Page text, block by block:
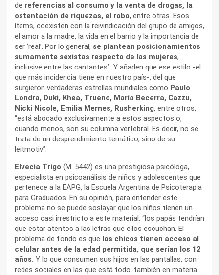
de referencias al consumo y la venta de drogas, la
ostentación de riquezas, el robo, entre otras. Esos
ítems, coexisten con la reivindicación del grupo de amigos,
el amor a la madre, la vida en el barrio y la importancia de
ser ‘real’. Por lo general, se plantean posicionamientos
sumamente sexistas respecto de las mujeres,
inclusive entre las cantantes”. Y añaden que ese estilo -el
que más incidencia tiene en nuestro país-, del que
surgieron verdaderas estrellas mundiales como Paulo
Londra, Duki, Khea, Trueno, María Becerra, Cazzu,
Nicki Nicole, Emilia Mernes, Rusherking, entre otros,
“está abocado exclusivamente a estos aspectos o,
cuando menos, son su columna vertebral. Es decir, no se
trata de un desprendimiento temático, sino de su
leitmotiv”.
Elvecia Trigo (M. 5442) es una prestigiosa psicóloga,
especialista en psicoanálisis de niños y adolescentes que
pertenece a la EAPG, la Escuela Argentina de Psicoterapia
para Graduados. En su opinión, para entender este
problema no se puede soslayar que los niños tienen un
acceso casi irrestricto a este material: “los papás tendrían
que estar atentos a las letras que ellos escuchan. El
problema de fondo es que los chicos tienen acceso al
celular antes de la edad permitida, que serían los 12
años. Y lo que consumen sus hijos en las pantallas, con
redes sociales en las que está todo, también en materia